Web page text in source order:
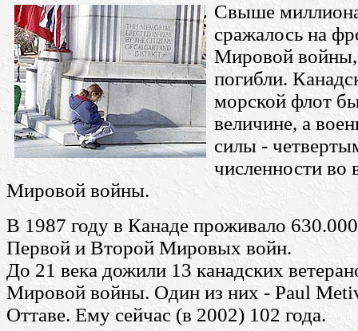
Свыше
сражалось на
Мировой
погибли.
морской флот
величине, а
силы -
численности во
Мировой войны.
В 1987 году в Канаде проживало
Первой и Второй Мировых войн.
До 21 века дожили 13 канадских
Мировой войны. Один из них - Paul
Оттаве. Ему сейчас (в 2002) 102 года.